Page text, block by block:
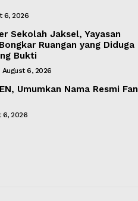
6, 2026
Sekolah Jaksel, Yayasan
Ruangan yang Diduga
Bukti
August 6, 2026
Umumkan Nama Resmi Fan
6, 2026